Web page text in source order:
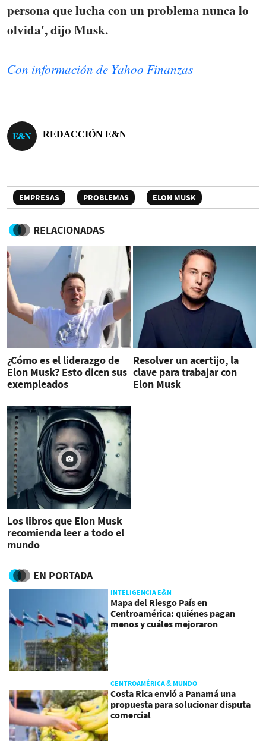
persona que lucha con un problema nunca lo
olvida', dijo Musk.
Con información de Yahoo Finanzas
REDACCIÓN E&N
EMPRESAS PROBLEMAS ELON MUSK
RELACIONADAS
¿Cómo es el liderazgo de
Elon Musk? Esto dicen sus
exempleados
Resolver un acertijo, la
clave para trabajar con
Elon Musk
Los libros que Elon Musk
recomienda leer a todo el
mundo
EN PORTADA
INTELIGENCIA E&N
Mapa del Riesgo País en
Centroamérica: quiénes pagan
menos y cuáles mejoraron
CENTROAMÉRICA & MUNDO
Costa Rica envió a Panamá una
propuesta para solucionar disputa
comercial